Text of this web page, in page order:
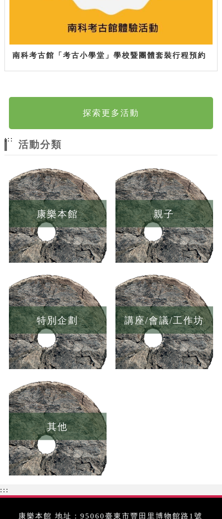
南科考古館「考古小學堂」學校暨團體套裝行程預約
探索更多活動
:::
活動分類
康樂本館 親子
特別企劃 講座/會議/工作坊
其他
:::
康樂本館 地址：95060臺東市豐田里博物館路1號